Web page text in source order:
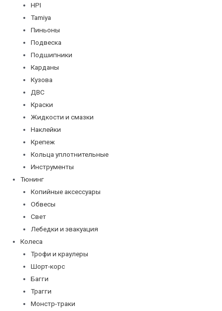
HPI
Tamiya
Пиньоны
Подвеска
Подшипники
Карданы
Кузова
ДВС
Краски
Жидкости и смазки
Наклейки
Крепеж
Кольца уплотнительные
Инструменты
Тюнинг
Копийные аксессуары
Обвесы
Свет
Лебедки и эвакуация
Колеса
Трофи и краулеры
Шорт-корс
Багги
Трагги
Монстр-траки